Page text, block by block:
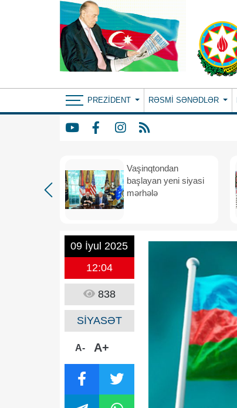
PREZIDENT RƏSMI SƏNƏDLƏR
Vaşinqtondan
başlayan yeni siyasi
mərhələ
09 İyul 2025
12:04
838
SİYASƏT
A- A+